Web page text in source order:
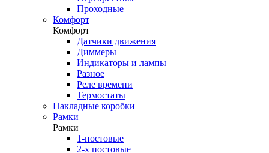
Проходные
Комфорт
Комфорт
Датчики движения
Диммеры
Индикаторы и лампы
Разное
Реле времени
Термостаты
Накладные коробки
Рамки
Рамки
1-постовые
2-х постовые